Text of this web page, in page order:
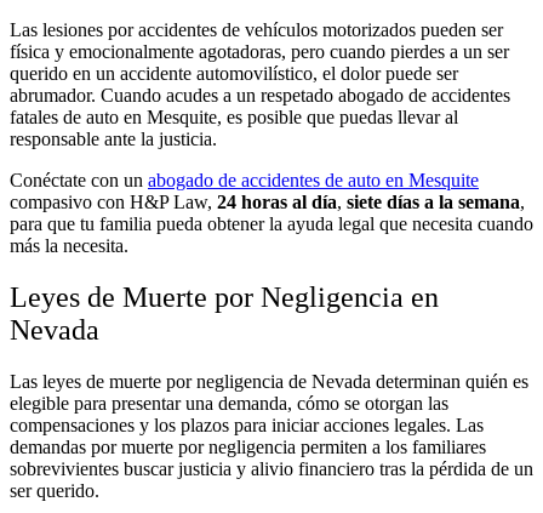
Las lesiones por accidentes de vehículos motorizados pueden ser
física y emocionalmente agotadoras, pero cuando pierdes a un ser
querido en un accidente automovilístico, el dolor puede ser
abrumador. Cuando acudes a un respetado abogado de accidentes
fatales de auto en Mesquite, es posible que puedas llevar al
responsable ante la justicia.
Conéctate con un abogado de accidentes de auto en Mesquite
compasivo con H&P Law, 24 horas al día, siete días a la semana,
para que tu familia pueda obtener la ayuda legal que necesita cuando
más la necesita.
Leyes de Muerte por Negligencia en
Nevada
Las leyes de muerte por negligencia de Nevada determinan quién es
elegible para presentar una demanda, cómo se otorgan las
compensaciones y los plazos para iniciar acciones legales. Las
demandas por muerte por negligencia permiten a los familiares
sobrevivientes buscar justicia y alivio financiero tras la pérdida de un
ser querido.